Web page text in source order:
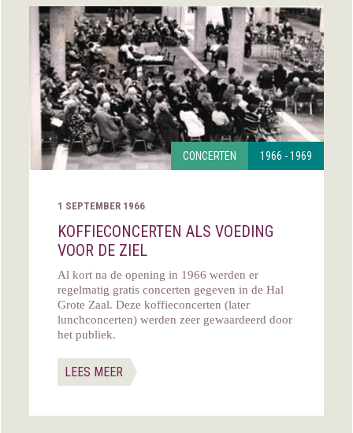
CONCERTEN 1966 - 1969
1 SEPTEMBER 1966
KOFFIECONCERTEN ALS VOEDING
VOOR DE ZIEL
Al kort na de opening in 1966 werden er
regelmatig gratis concerten gegeven in de Hal
Grote Zaal. Deze koffieconcerten (later
lunchconcerten) werden zeer gewaardeerd door
het publiek.
LEES MEER